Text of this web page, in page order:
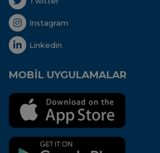
Instagram
Linkedin
MOBİL UYGULAMALAR